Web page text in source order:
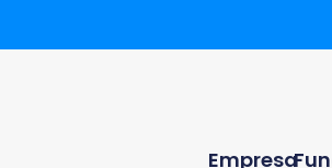
Empresa